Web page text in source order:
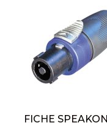
FICHE